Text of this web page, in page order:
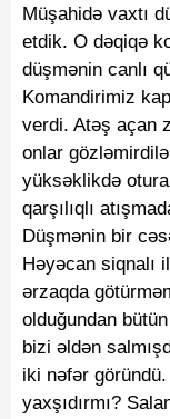
Müşahidə vaxtı
etdik. O dəqiqə
düşmənin canlı
Komandirimiz
verdi. Atəş açan
onlar
yüksəklikdə
qarşılıqlı
Düşmənin bir
Həyəcan siqnalı
ərzaqda
olduğundan
bizi əldən
iki nəfər
yaxşıdırmı?